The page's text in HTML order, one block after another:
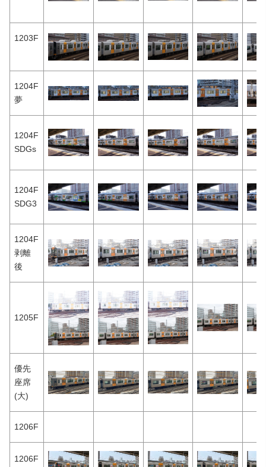
1203F
1204F
夢
1204F
SDGs
1204F
SDG3
1204F
剥離
後
1205F
優先
座席
(大)
1206F
1206F